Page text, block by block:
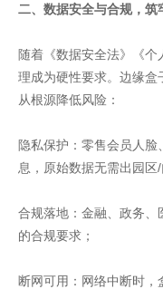
二、数据安全与合规，筑
随着《数据安全法》《
理成为硬性要求。边缘盒
从根源降低风险：
隐私保护：零售会员人
息，原始数据无需出园区
合规落地：金融、政务、
的合规要求；
断网可用：网络中断时